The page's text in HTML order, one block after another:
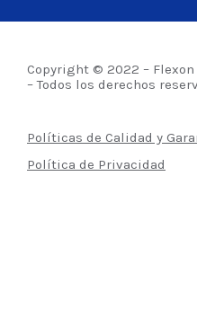
Copyright © 2022 –
– Todos los derechos
Políticas de Calidad y
Política de Privacidad